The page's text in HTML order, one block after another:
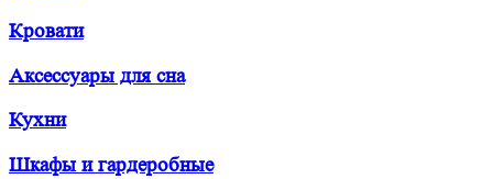
Кровати
Аксессуары для сна
Кухни
Шкафы и гардеробные